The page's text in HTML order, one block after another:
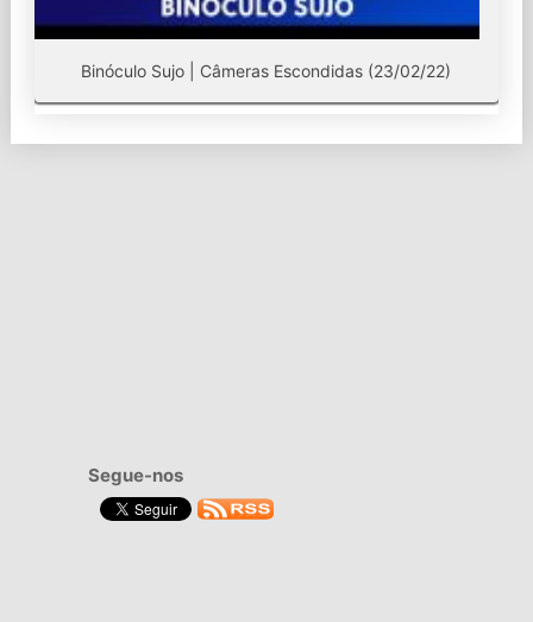
Binóculo Sujo | Câmeras Escondidas (23/02/22)
Segue-nos